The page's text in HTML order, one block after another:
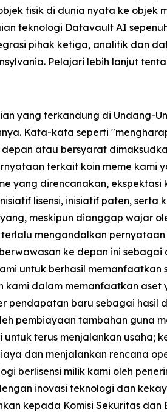
fisik di dunia nyata ke
teknologi Datavault AI
pihak ketiga, analitik dan
Pelajari lebih lanjut
yang terkandung di Undang-
Kata-kata seperti
atau bersyarat
terkait koin meme kami
yang direncanakan,
lisensi, inisiatif paten, serta
meskipun dianggap wajar
mengandalkan
ke depan ini
untuk berhasil
dalam memanfaatkan aset
pendapatan baru sebagai
pembiayaan tambahan guna
terus menjalankan usaha;
dan menjalankan rencana
berlisensi milik kami oleh
inovasi teknologi dan
kepada Komisi Sekuritas dan